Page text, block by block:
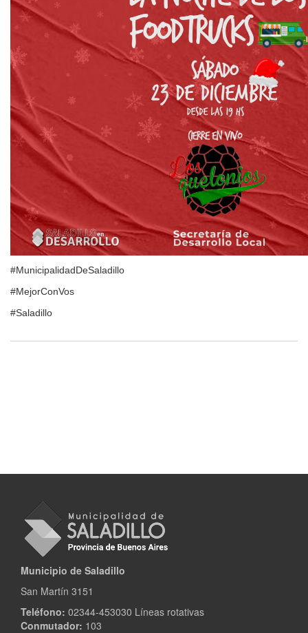
#MunicipalidadDeSaladillo
#MejorConVos
#Saladillo
Municipio de Saladillo
San Martín 3151
Teléfono: 02344-453030 Líneas rotativas
Conmutador: 103